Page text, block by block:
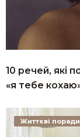
10 речей, які
«я тебе
Життєві поради